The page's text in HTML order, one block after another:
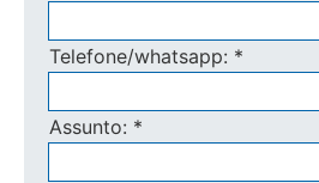
Telefone/whatsapp: *
Assunto: *